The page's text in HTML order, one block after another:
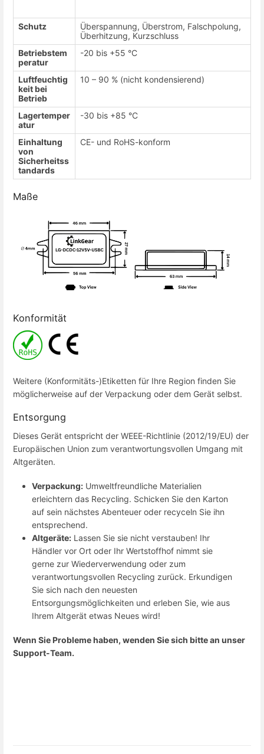
Schutz
Überspannung, Überstrom, Falschpolung,
Überhitzung, Kurzschluss
Betriebstem
peratur
-20 bis +55 °C
Luftfeuchtig
keit bei
Betrieb
10 – 90 % (nicht kondensierend)
Lagertemper
atur
-30 bis +85 °C
Einhaltung
von
Sicherheitss
tandards
CE- und RoHS-konform
Maße
Konformität
Weitere (Konformitäts-)Etiketten für Ihre Region finden Sie
möglicherweise auf der Verpackung oder dem Gerät selbst.
Entsorgung
Dieses Gerät entspricht der WEEE-Richtlinie (2012/19/EU) der
Europäischen Union zum verantwortungsvollen Umgang mit
Altgeräten.
Verpackung: Umweltfreundliche Materialien
erleichtern das Recycling. Schicken Sie den Karton
auf sein nächstes Abenteuer oder recyceln Sie ihn
entsprechend.
Altgeräte: Lassen Sie sie nicht verstauben! Ihr
Händler vor Ort oder Ihr Wertstoffhof nimmt sie
gerne zur Wiederverwendung oder zum
verantwortungsvollen Recycling zurück. Erkundigen
Sie sich nach den neuesten
Entsorgungsmöglichkeiten und erleben Sie, wie aus
Ihrem Altgerät etwas Neues wird!
Wenn Sie Probleme haben, wenden Sie sich bitte an unser
Support-Team.